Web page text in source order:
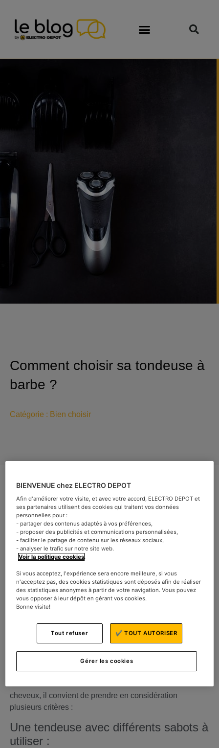
Comment choisir sa tondeuse à
barbe ?
Catégorie : Bien choisir
Messieurs, pour entretenir et couper votre barbe, vous
devez forcément faire appel à un accessoire tel qu’une
tondeuse à barbe ou un rasoir avec des lames. Sur ce
marché, les modèles ne cessent d’apparaître, avec des
guider par nos conseils pour trouver votre modèle de
tondeuse à barbe au quotidien et trouver des réponses à
vos Questions dans cet article.
Comment bien choisir une
bonne tondeuse pour
cheveux, il convient de prendre en considération
plusieurs critères :
Une tendeuse avec différents sabots à
utiliser :
BIENVENUE chez ELECTRO DEPOT
Afin d'améliorer votre visite, et avec votre accord, ELECTRO DEPOT et
ses partenaires utilisent des cookies qui traitent vos données
personnelles pour :
- partager des contenus adaptés à vos préférences,
- proposer des publicités et communications personnalisées,
- faciliter le partage de contenu sur les réseaux sociaux,
- analyser le trafic sur notre site web.
Voir la politique cookies.
Si vous acceptez, l'expérience sera encore meilleure, si vous
n'acceptez pas, des cookies statistiques sont déposés afin de réaliser
des statistiques anonymes à partir de votre navigation. Vous pouvez
vous opposer à leur dépôt en gérant vos cookies.
Bonne visite!
Gérer les cookies
Tout refuser ✔ TOUT AUTORISER